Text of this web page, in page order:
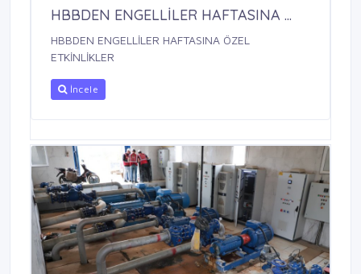
HBBDEN ENGELLİLER HAFTASINA ...
HBBDEN ENGELLİLER HAFTASINA ÖZEL
ETKİNLİKLER
İncele